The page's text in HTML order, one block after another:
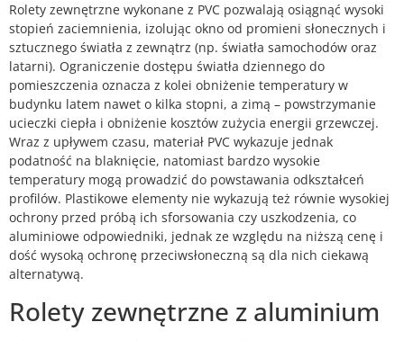
Rolety zewnętrzne wykonane z PVC pozwalają osiągnąć wysoki
stopień zaciemnienia, izolując okno od promieni słonecznych i
sztucznego światła z zewnątrz (np. światła samochodów oraz
latarni). Ograniczenie dostępu światła dziennego do
pomieszczenia oznacza z kolei obniżenie temperatury w
budynku latem nawet o kilka stopni, a zimą – powstrzymanie
ucieczki ciepła i obniżenie kosztów zużycia energii grzewczej.
Wraz z upływem czasu, materiał PVC wykazuje jednak
podatność na blaknięcie, natomiast bardzo wysokie
temperatury mogą prowadzić do powstawania odkształceń
profilów. Plastikowe elementy nie wykazują też równie wysokiej
ochrony przed próbą ich sforsowania czy uszkodzenia, co
aluminiowe odpowiedniki, jednak ze względu na niższą cenę i
dość wysoką ochronę przeciwsłoneczną są dla nich ciekawą
alternatywą.
Rolety zewnętrzne z aluminium